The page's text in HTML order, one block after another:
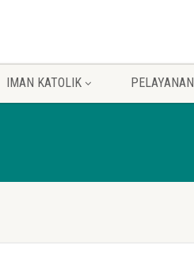
IMAN KATOLIK PELAYANAN